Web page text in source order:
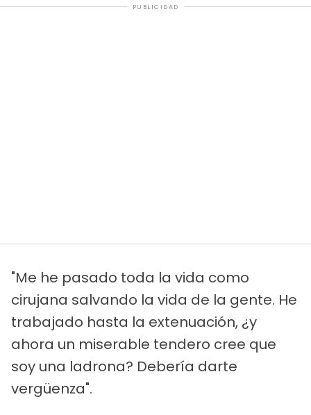
PUBLICIDAD
"Me he pasado toda la vida como
cirujana salvando la vida de la gente. He
trabajado hasta la extenuación, ¿y
ahora un miserable tendero cree que
soy una ladrona? Debería darte
vergüenza".